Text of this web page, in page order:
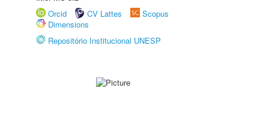
Orcid
CV Lattes
Scopus
Dimensions
Repositório Institucional UNESP